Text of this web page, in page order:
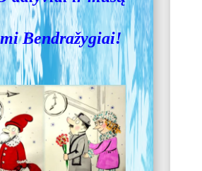
Bendražygiai!